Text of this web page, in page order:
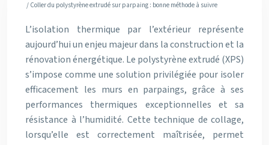
/ Coller du polystyrène extrudé sur parpaing : bonne méthode à suivre
L’isolation thermique par l’extérieur représente
aujourd’hui un enjeu majeur dans la construction et la
rénovation énergétique. Le polystyrène extrudé (XPS)
s’impose comme une solution privilégiée pour isoler
efficacement les murs en parpaings, grâce à ses
performances thermiques exceptionnelles et sa
résistance à l’humidité. Cette technique de collage,
lorsqu’elle est correctement maîtrisée, permet